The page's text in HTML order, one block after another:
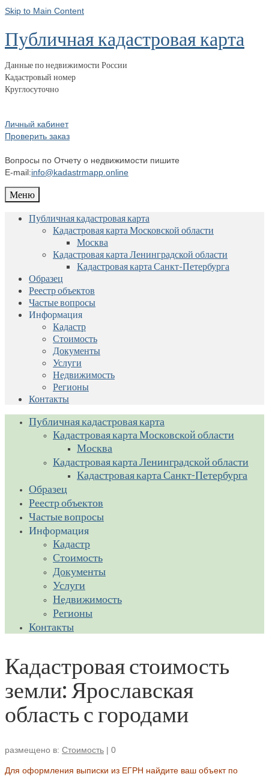
Skip to Main Content
Публичная кадастровая карта
Данные по недвижимости России
Кадастровый номер
Круглосуточно
Личный кабинет
Проверить заказ
Вопросы по Отчету о недвижимости пишите
E-mail:info@kadastrmapp.online
Меню
Публичная кадастровая карта
Кадастровая карта Московской области
Москва
Кадастровая карта Ленинградской области
Кадастровая карта Санкт-Петербурга
Образец
Реестр объектов
Частые вопросы
Информация
Кадастр
Стоимость
Документы
Услуги
Недвижимость
Регионы
Контакты
Публичная кадастровая карта
Кадастровая карта Московской области
Москва
Кадастровая карта Ленинградской области
Кадастровая карта Санкт-Петербурга
Образец
Реестр объектов
Частые вопросы
Информация
Кадастр
Стоимость
Документы
Услуги
Недвижимость
Регионы
Контакты
Кадастровая стоимость
земли: Ярославская
область с городами
размещено в: Стоимость | 0
Для оформления выписки из ЕГРН найдите ваш объект по